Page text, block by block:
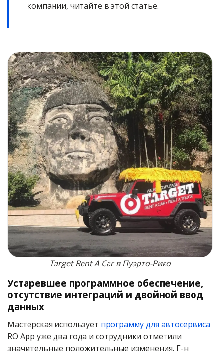
компании, читайте в этой статье.
Target Rent A Car в Пуэрто-Рико
Устаревшее программное обеспечение,
отсутствие интеграций и двойной ввод
данных
Мастерская использует программу для автосервиса
RO App уже два года и сотрудники отметили
значительные положительные изменения. Г-н